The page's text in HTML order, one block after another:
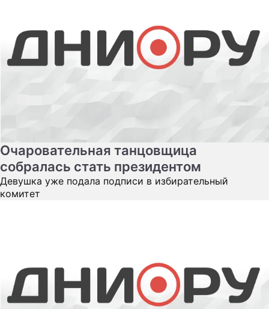
Очаровательная танцовщица
собралась стать президентом
Девушка уже подала подписи в избирательный
комитет